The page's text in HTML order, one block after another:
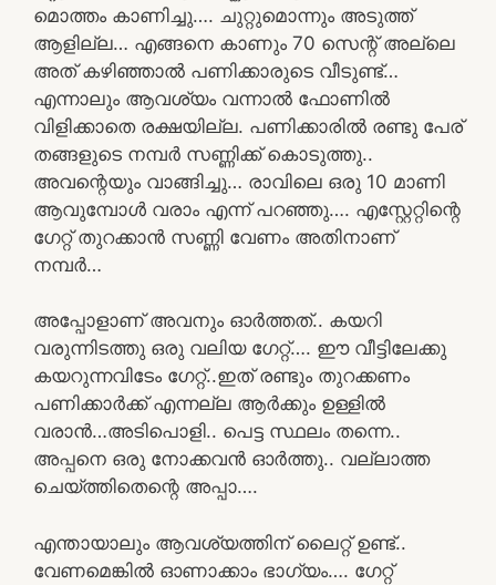
മൊത്തം കാണിച്ചു…. ചുറ്റുമൊന്നും അടുത്ത്
ആളില്ല… എങ്ങനെ കാണും 70 സെന്റ് അല്ലെ
അത് കഴിഞ്ഞാൽ പണിക്കാരുടെ വീടുണ്ട്…
എന്നാലും ആവശ്യം വന്നാൽ ഫോണിൽ
വിളിക്കാതെ രക്ഷയില്ല. പണിക്കാരിൽ രണ്ടു പേര്
തങ്ങളുടെ നമ്പർ സണ്ണിക്ക് കൊടുത്തു..
അവന്റെയും വാങ്ങിച്ചു… രാവിലെ ഒരു 10 മാണി
ആവുമ്പോൾ വരാം എന്ന് പറഞ്ഞു…. എസ്റ്റേറ്റിന്റെ
ഗേറ്റ് തുറക്കാൻ സണ്ണി വേണം അതിനാണ്
നമ്പർ…
അപ്പോളാണ് അവനും ഓർത്തത്.. കയറി
വരുന്നിടത്തു ഒരു വലിയ ഗേറ്റ്…. ഈ വീട്ടിലേക്കു
കയറുന്നവിടേം ഗേറ്റ്..ഇത് രണ്ടും തുറക്കണം
പണിക്കാർക്ക് എന്നല്ല ആർക്കും ഉള്ളിൽ
വരാൻ…അടിപൊളി.. പെട്ട സ്ഥലം തന്നെ..
അപ്പനെ ഒരു നോക്കവൻ ഓർത്തു.. വല്ലാത്ത
ചെയ്‌ത്തിതെന്റെ അപ്പാ….
എന്തായാലും ആവശ്യത്തിന് ലൈറ്റ് ഉണ്ട്..
വേണമെങ്കിൽ ഓണാക്കാം ഭാഗ്യം…. ഗേറ്റ്